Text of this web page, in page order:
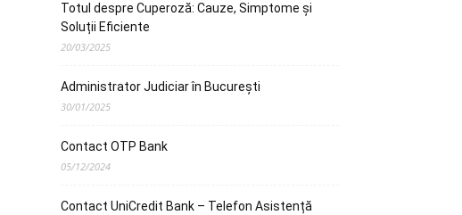
Totul despre Cuperoză: Cauze, Simptome și
Soluții Eficiente
20/03/2025
Administrator Judiciar în București
30/01/2025
Contact OTP Bank
05/12/2024
Contact UniCredit Bank – Telefon Asistență